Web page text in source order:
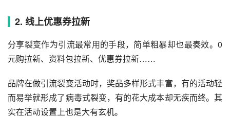
2. 线上优惠券拉新
分享裂变作为引流最常用的手段，简单粗暴却也最奏效。0
元购拉新、资料包拉新、优惠券拉新……
品牌在做引流裂变活动时，奖品多样形式丰富，有的活动轻
而易举就形成了病毒式裂变，有的花大成本却无疾而终。其
实在活动设置上也是大有玄机。